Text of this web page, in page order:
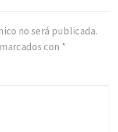
no será publicada.
con *